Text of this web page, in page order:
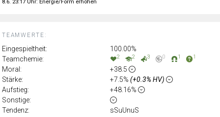
TEAMWERTE:
Eingespieltheit:
100.00%
Teamchemie:
2 2 3 0 1 1
Moral:
+38.5
Stärke:
+7.5% (+0.3% HV)
Aufstieg:
+48.16%
Sonstige:
Tendenz:
sSuUnuS
8.6. 23:17 Uhr: Energie/Form erhöhen